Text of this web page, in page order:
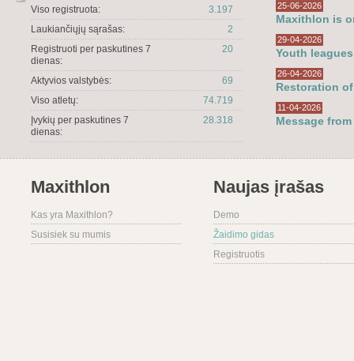
Viso registruota:
3.197
Laukiančiųjų sąrašas:
2
Registruoti per paskutines 7
dienas:
20
Aktyvios valstybės:
69
Viso atletų:
74.719
Įvykių per paskutines 7
dienas:
28.318
25-06-2026
Maxithlon is
29-04-2026
Youth
26-04-2026
Restoration
11-04-2026
Message from
Maxithlon
Kas yra Maxithlon?
Susisiek su mumis
Naujas įrašas
Demo
Žaidimo gidas
Registruotis